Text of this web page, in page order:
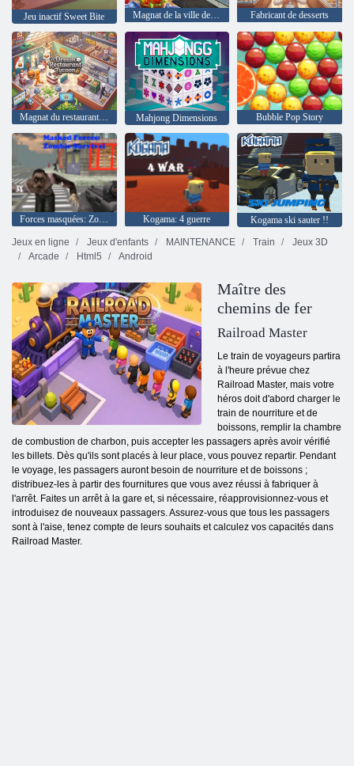
Jeu inactif Sweet Bite Magnat de la ville de cuisine Fabricant de desserts
Magnat du restaurant de rêve Mahjong Dimensions Bubble Pop Story
Forces masquées: Zombie Survival Kogama: 4 guerre
Kogama ski sauter !!
Jeux en ligne
Jeux d'enfants MAINTENANCE Train
Jeux 3D
Arcade
Html5 Android
Maître des
chemins de fer
Railroad Master
Le train de voyageurs partira
à l'heure prévue chez
Railroad Master, mais votre
héros doit d'abord charger le
train de nourriture et de
boissons, remplir la chambre
de combustion de charbon, puis accepter les passagers après avoir vérifié
les billets. Dès qu'ils sont placés à leur place, vous pouvez repartir. Pendant
le voyage, les passagers auront besoin de nourriture et de boissons ;
distribuez-les à partir des fournitures que vous avez réussi à fabriquer à
l'arrêt. Faites un arrêt à la gare et, si nécessaire, réapprovisionnez-vous et
introduisez de nouveaux passagers. Assurez-vous que tous les passagers
sont à l'aise, tenez compte de leurs souhaits et calculez vos capacités dans
Railroad Master.